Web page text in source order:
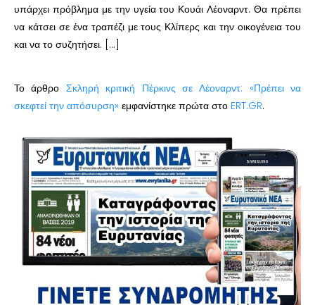
υπάρχει πρόβλημα με την υγεία του Κουάι Λέοναρντ. Θα πρέπει
να κάτσει σε ένα τραπέζι με τους Κλίπερς και την οικογένεια του
και να το συζητήσει. […]
Το άρθρο Σκληρή κριτική Πέρκινς σε Λέοναρντ: «Πρέπει να
σκεφτεί την απόσυρση» εμφανίστηκε πρώτα στο ERT.GR.